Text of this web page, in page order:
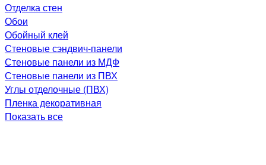
Отделка стен
Обои
Обойный клей
Стеновые сэндвич-панели
Стеновые панели из МДФ
Стеновые панели из ПВХ
Углы отделочные (ПВХ)
Пленка декоративная
Показать все